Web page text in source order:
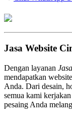
Jasa Website
Dengan layanan
mendapatkan
Anda. Dari desain,
semua kami
pesaing Anda